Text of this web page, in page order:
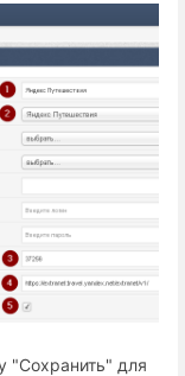
"Сохранить" для